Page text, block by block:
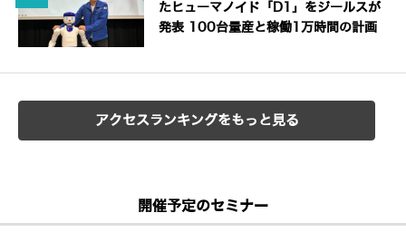
たヒューマノイド「D1」をジールスが
発表 100台量産と稼働1万時間の計画
アクセスランキングをもっと見る
開催予定のセミナー